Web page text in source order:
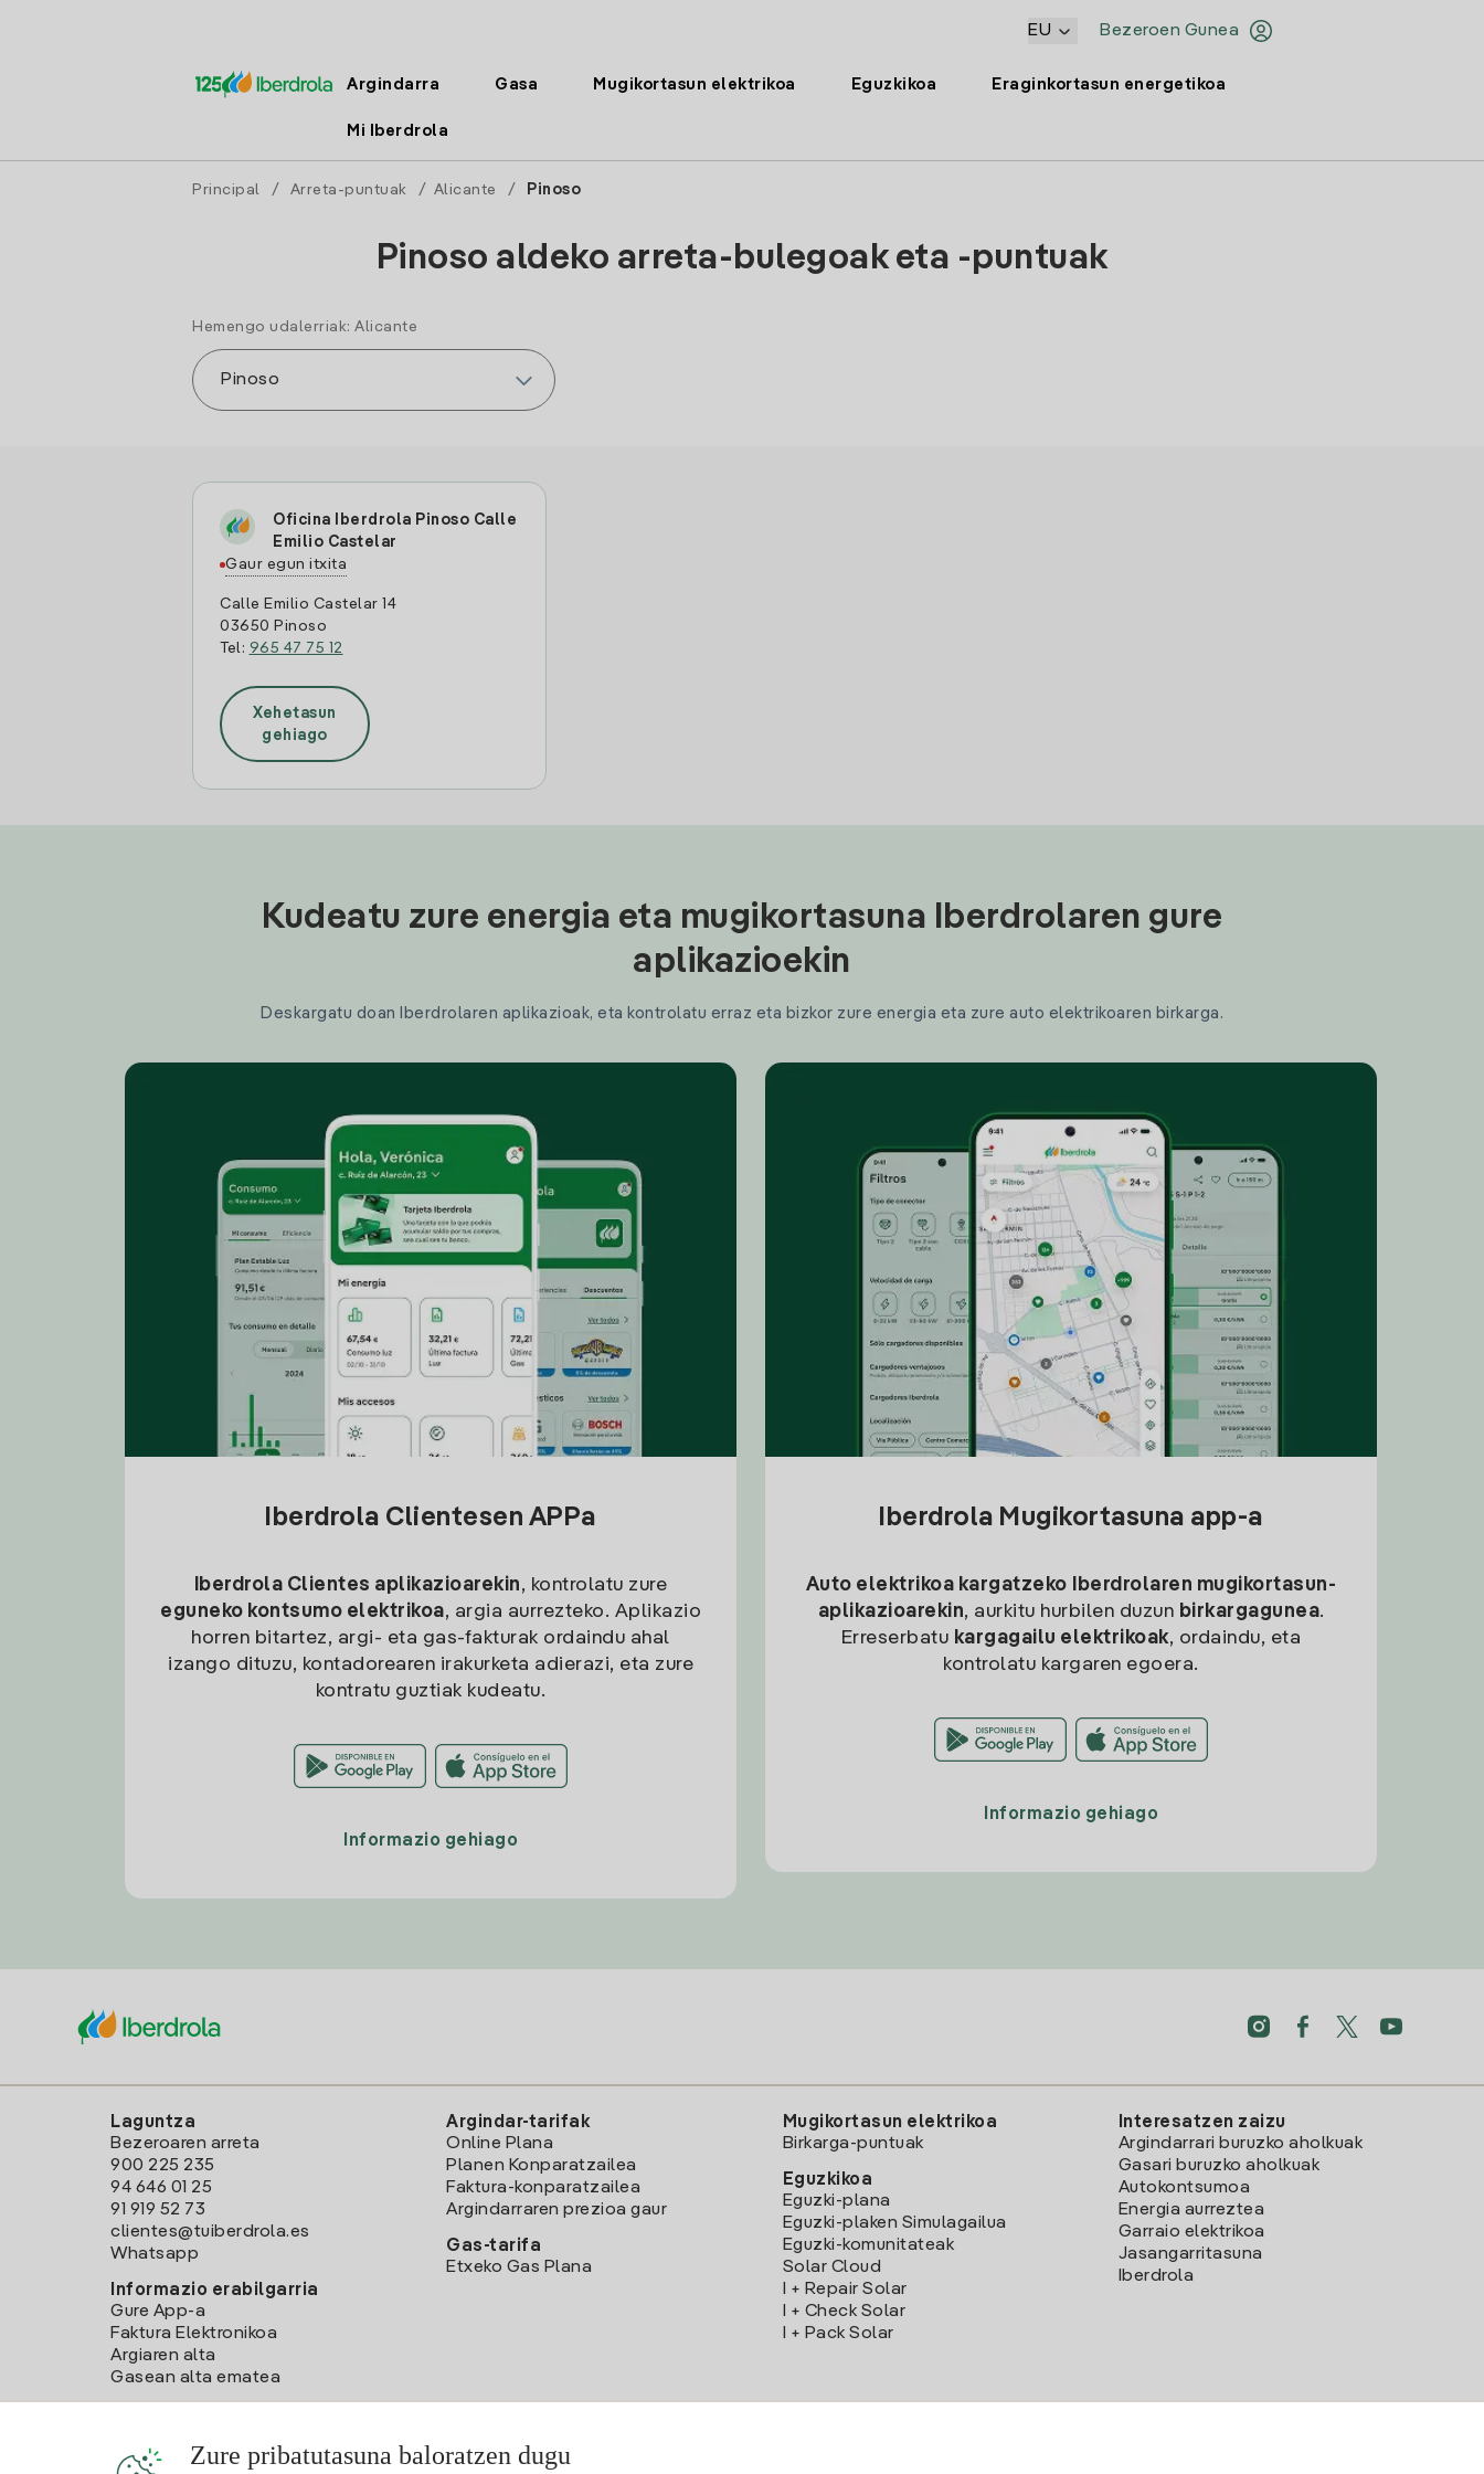
Bezeroen Gunea
EU
Argindarra Gasa Mugikortasun elektrikoa Eguzkikoa Eraginkortasun energetikoa
Mi Iberdrola
Principal / Arreta-puntuak / Alicante / Pinoso
Pinoso aldeko arreta-bulegoak eta -puntuak
Hemengo udalerriak: Alicante
Oficina Iberdrola Pinoso Calle
Emilio Castelar
Gaur egun itxita
Calle Emilio Castelar 14
03650 Pinoso
Tel: 965 47 75 12
Xehetasun
gehiago
Kudeatu zure energia eta mugikortasuna Iberdrolaren gure
aplikazioekin
Deskargatu doan Iberdrolaren aplikazioak, eta kontrolatu erraz eta bizkor zure energia eta zure auto elektrikoaren birkarga.
Iberdrola Clientesen APPa
Iberdrola Clientes aplikazioarekin, kontrolatu zure
eguneko kontsumo elektrikoa, argia aurrezteko. Aplikazio
horren bitartez, argi- eta gas-fakturak ordaindu ahal
izango dituzu, kontadorearen irakurketa adierazi, eta zure
kontratu guztiak kudeatu.
Informazio gehiago
Iberdrola Mugikortasuna app-a
Auto elektrikoa kargatzeko
Iberdrolaren mugikortasun-
aplikazioarekin, aurkitu hurbilen duzun birkargagunea.
Erreserbatu kargagailu elektrikoak, ordaindu, eta
kontrolatu kargaren egoera.
Informazio gehiago
Laguntza
Bezeroaren arreta
900 225 235
94 646 01 25
91 919 52 73
clientes@tuiberdrola.es
Whatsapp
Informazio erabilgarria
Gure App-a
Faktura Elektronikoa
Argiaren alta
Gasean alta ematea
Argindar-tarifak
Online Plana
Planen Konparatzailea
Faktura-konparatzailea
Argindarraren prezioa gaur
Gas-tarifa
Etxeko Gas Plana
Mugikortasun elektrikoa
Birkarga-puntuak
Eguzkikoa
Eguzki-plana
Eguzki-plaken Simulagailua
Eguzki-komunitateak
Solar Cloud
I + Repair Solar
I + Check Solar
I + Pack Solar
Interesatzen zaizu
Argindarrari buruzko aholkuak
Gasari buruzko aholkuak
Autokontsumoa
Energia aurreztea
Garraio elektrikoa
Jasangarritasuna
Iberdrola
Zure pribatutasuna baloratzen dugu